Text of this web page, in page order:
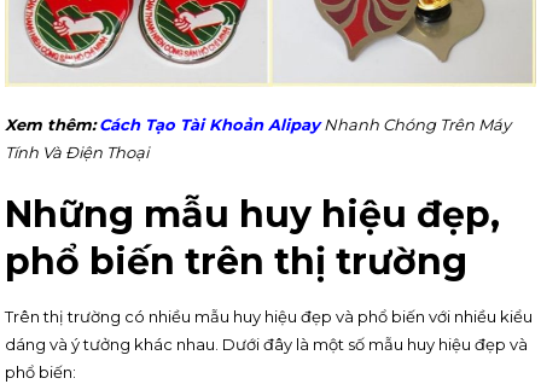
Xem thêm: Cách Tạo Tài Khoản AlipayNhanh Chóng Trên Máy
Tính Và Điện Thoại
Những mẫu huy hiệu đẹp,
phổ biến trên thị trường
Trên thị trường có nhiều mẫu huy hiệu đẹp và phổ biến với nhiều kiểu
dáng và ý tưởng khác nhau. Dưới đây là một số mẫu huy hiệu đẹp và
phổ biến: